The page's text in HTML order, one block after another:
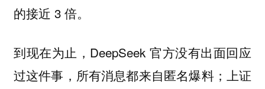
的接近 3 倍。
到现在为止，DeepSeek 官方没有出面回应
过这件事，所有消息都来自匿名爆料； 上证